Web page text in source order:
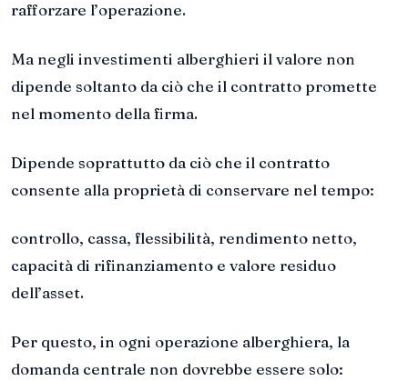
rafforzare l’operazione.
Ma negli investimenti alberghieri il valore non
dipende soltanto da ciò che il contratto promette
nel momento della firma.
Dipende soprattutto da ciò che il contratto
consente alla proprietà di conservare nel tempo:
controllo, cassa, flessibilità, rendimento netto,
capacità di rifinanziamento e valore residuo
dell’asset.
Per questo, in ogni operazione alberghiera, la
domanda centrale non dovrebbe essere solo: